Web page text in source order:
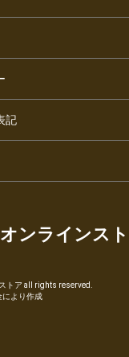
記
ンラインスト
トア all rights reserved.
より作成